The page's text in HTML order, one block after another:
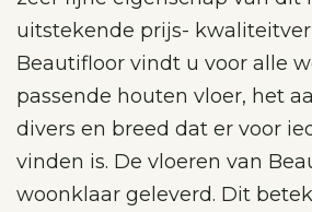
uitstekende prijs-
Beautifloor vindt u voor alle
passende houten vloer, het
divers en breed dat er voor
vinden is. De vloeren van
woonklaar geleverd. Dit